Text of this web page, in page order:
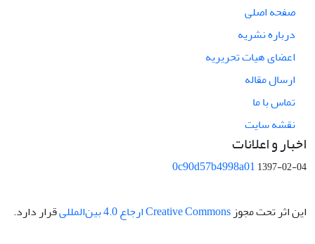
صفحه اصلی
درباره نشریه
اعضای هیات تحریریه
ارسال مقاله
تماس با ما
نقشه سایت
اخبار و اعلانات
0c90d57b4998a011397-02-04
این اثر تحت مجوز Creative Commons ارجاع 4.0 بین‌المللی قرار دارد.